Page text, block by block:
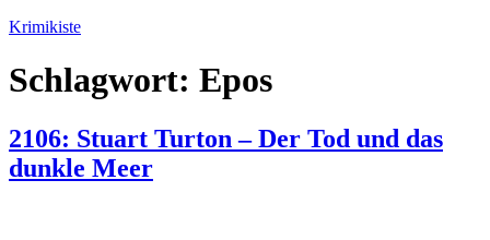
Zum
springen
Krimikiste
Schlagwort: Epos
2106: Stuart Turton – Der Tod und das
dunkle Meer